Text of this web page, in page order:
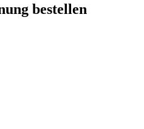
bestellen